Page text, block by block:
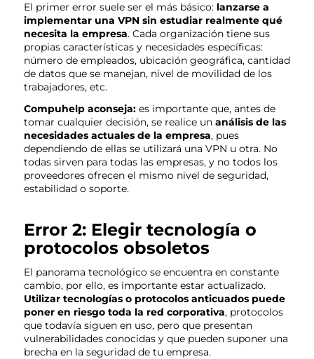
El primer error suele ser el más básico: lanzarse a
implementar una VPN sin estudiar realmente qué
necesita la empresa. Cada organización tiene sus
propias características y necesidades específicas:
número de empleados, ubicación geográfica, cantidad
de datos que se manejan, nivel de movilidad de los
trabajadores, etc.
Compuhelp aconseja:es importante que, antes de
tomar cualquier decisión, se realice unanálisis de las
necesidades actuales de la empresa, pues
dependiendo de ellas se utilizará una VPN u otra. No
todas sirven para todas las empresas, y no todos los
proveedores ofrecen el mismo nivel de seguridad,
estabilidad o soporte.
Error 2: Elegir tecnología o
protocolos obsoletos
El panorama tecnológico se encuentra en constante
cambio, por ello, es importante estar actualizado.
Utilizar tecnologías o protocolos anticuados puede
poner en riesgo toda la red corporativa, protocolos
que todavía siguen en uso, pero que presentan
vulnerabilidades conocidas y que pueden suponer una
brecha en la seguridad de tu empresa.